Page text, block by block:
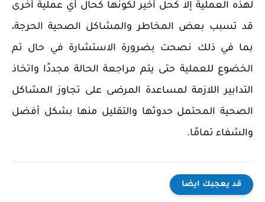
لهذه العملية إلا كحل أخير لكونها كحال أي عملية أخرى
قد تسبب بعض المخاطر والمشاكل الصحية الحرجة،
بما في ذلك نصحت بضرورة الاستشارة في حال تم
الخضوع للعملية حتى يتم مراجعة الحالة مجددًا واتخاذ
التدابير اللازمة لمساعدة المرضى على تجاوز المشاكل
الصحية المحتمل حدوثها والتقليل منها بشكل أفضل
والشفاء تمامًا.
قد يعجبك ايضا